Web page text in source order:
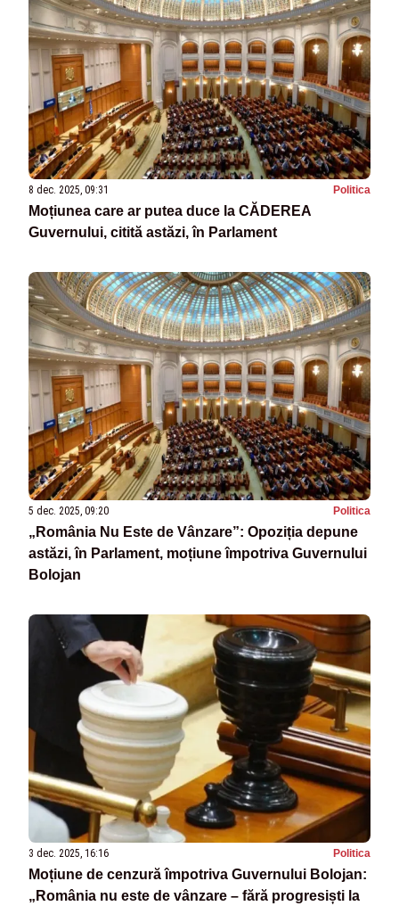
8 dec. 2025, 09:31 Politica
Moțiunea care ar putea duce la CĂDEREA
Guvernului, citită astăzi, în Parlament
5 dec. 2025, 09:20 Politica
„România Nu Este de Vânzare”: Opoziția depune
astăzi, în Parlament, moțiune împotriva Guvernului
Bolojan
3 dec. 2025, 16:16 Politica
Moțiune de cenzură împotriva Guvernului Bolojan:
„România nu este de vânzare – fără progresiști la